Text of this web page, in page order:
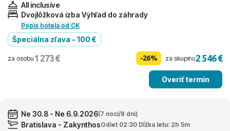
All inclusive
Dvojlôžková izba Výhľad do záhrady
Popis hotela od CK
Špeciálna zľava - 100 €
za osobu 1 273 € -26% za skupinu2 546 €
Overiť termín
Ne 30.8 - Ne 6.9.2026(7 nocí/8 dní)
Bratislava - ZakynthosOdlet 02:30 Dĺžka letu: 2h 5m